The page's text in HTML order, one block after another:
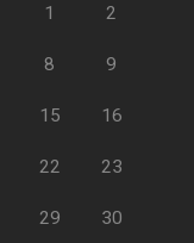
1 2
8 9
15 16
22 23
29 30